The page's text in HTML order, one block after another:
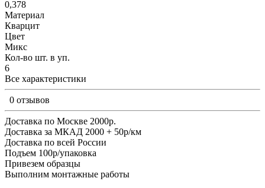
0,378
Материал
Кварцит
Цвет
Микс
Кол-во шт. в уп.
6
Все характеристики
0 отзывов
Доставка по Москве 2000р.
Доставка за МКАД 2000 + 50р/км
Доставка по всей России
Подъем 100р/упаковка
Привезем образцы
Выполним монтажные работы